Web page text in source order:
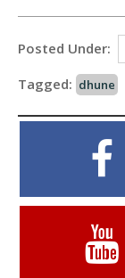
Posted Under:
Tagged: dhune